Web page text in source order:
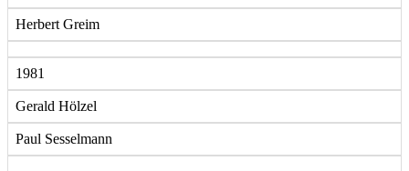
Herbert Greim
1981
Gerald Hölzel
Paul Sesselmann